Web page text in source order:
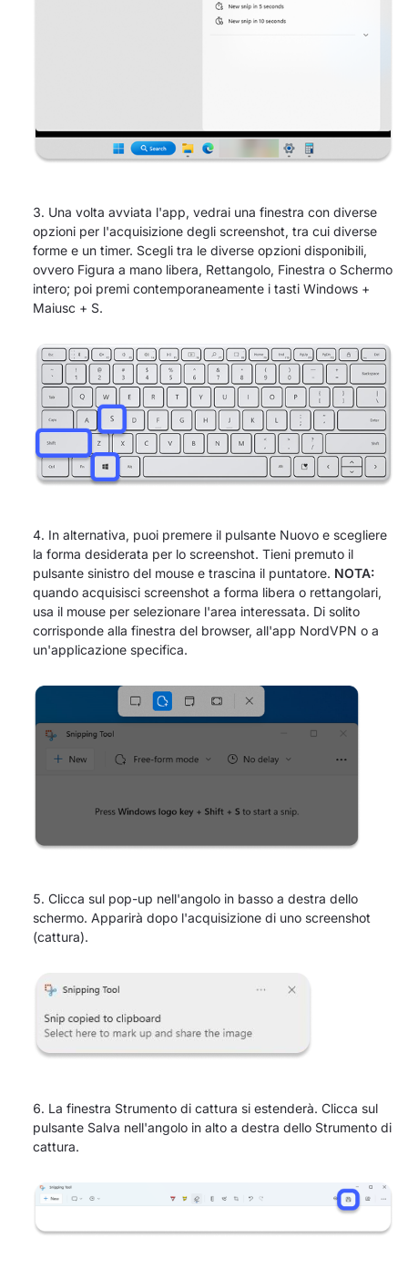
Una volta avviata l'app, vedrai una finestra con diverse
opzioni per l'acquisizione degli screenshot, tra cui diverse
forme e un timer. Scegli tra le diverse opzioni disponibili,
ovvero Figura a mano libera, Rettangolo, Finestra o Schermo
intero; poi premi contemporaneamente i tasti Windows +
Maiusc + S.
In alternativa, puoi premere il pulsante Nuovo e scegliere
la forma desiderata per lo screenshot. Tieni premuto il
pulsante sinistro del mouse e trascina il puntatore. NOTA:
quando acquisisci screenshot a forma libera o rettangolari,
usa il mouse per selezionare l'area interessata. Di solito
corrisponde alla finestra del browser, all'app NordVPN o a
un'applicazione specifica.
Clicca sul pop-up nell'angolo in basso a destra dello
schermo. Apparirà dopo l'acquisizione di uno screenshot
(cattura).
La finestra Strumento di cattura si estenderà. Clicca sul
pulsante Salva nell'angolo in alto a destra dello Strumento di
cattura.